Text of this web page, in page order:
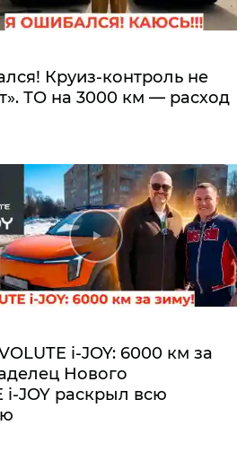
Круиз-контроль не
ТО на 3000 км — расход
i‑JOY: 6000 км за
Нового
i‑JOY раскрыл всю